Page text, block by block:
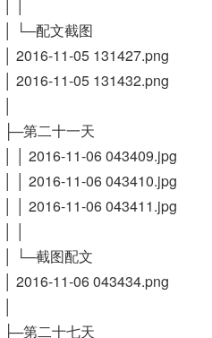
│ │ └─配文截图
│ │ 2016-11-05 131427.png
│ │ 2016-11-05 131432.png
│ ├─第二十一天
│ │ │ 2016-11-06 043409.jpg
│ │ │ 2016-11-06 043410.jpg
│ │ │ 2016-11-06 043411.jpg
│ │ └─截图配文
│ │ 2016-11-06 043434.png
│ ├─第二十七天